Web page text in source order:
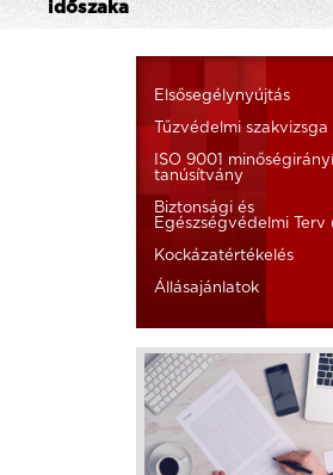
időszaka
Elsősegélynyújtás
Tűzvédelmi szakvizsga
ISO 9001
tanúsítvány
Biztonsági és
Egészségvédelmi Terv
Kockázatértékelés
Állásajánlatok